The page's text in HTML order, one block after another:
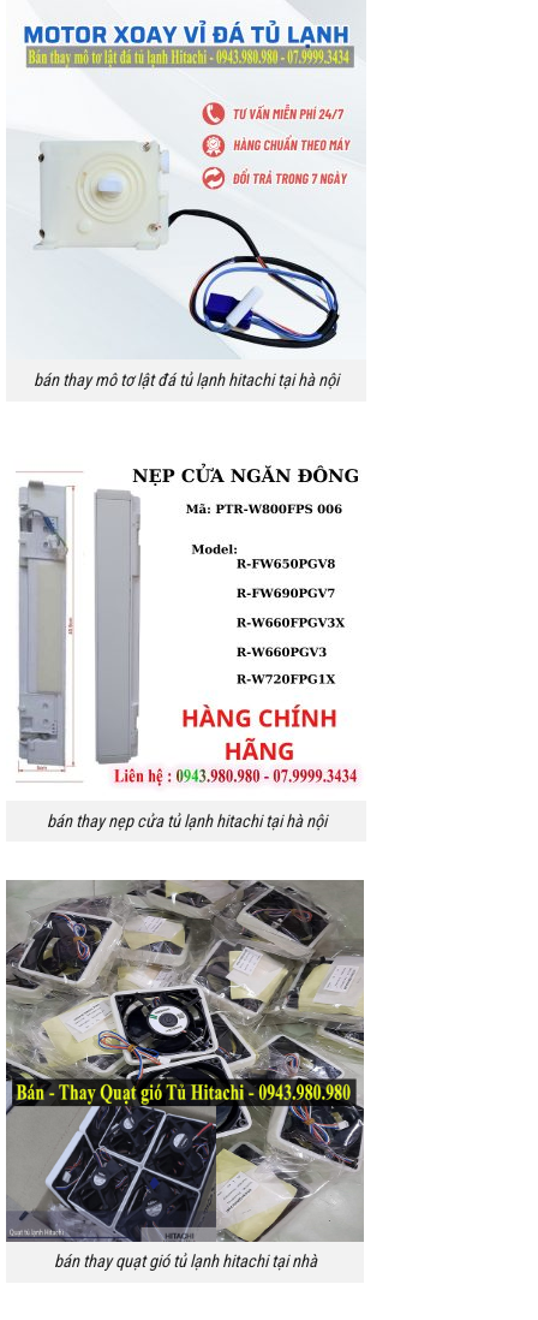
bán thay mô tơ lật đá tủ lạnh hitachi tại hà nội
bán thay nẹp cửa tủ lạnh hitachi tại hà nội
bán thay quạt gió tủ lạnh hitachi tại nhà